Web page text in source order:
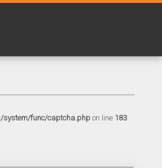
func/captcha.php on line 183